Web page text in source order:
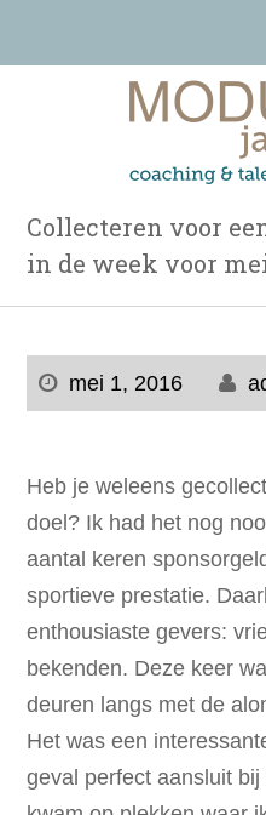
Collecteren voor
in de week voor
mei 1, 2016
Heb je weleens
doel? Ik had het nog
aantal keren
sportieve prestatie.
enthousiaste gevers:
bekenden. Deze keer
deuren langs met de
Het was een
geval perfect aansluit